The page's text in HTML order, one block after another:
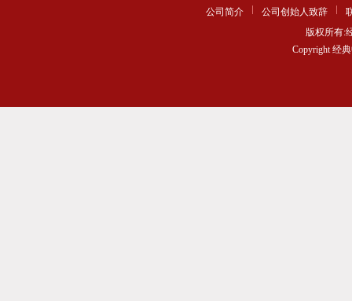
公司简介 公司创始人致辞
版权所有:
Copyright 经